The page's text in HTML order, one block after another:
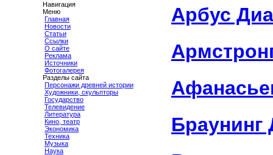
Навигация
Меню
Главная
Новости
Статьи
Ссылки
О сайте
Реклама
Источники
Фотогалерея
Разделы сайта
Персонажи древней истории
Художники, скульпторы
Государство
Телевидение
Литература
Кино, театр
Экономика
Техника
Музыка
Наука
Арбус
Браунинг